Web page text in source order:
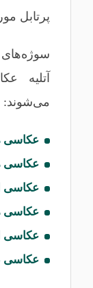
پرتابل
آتلیه
می‌شوند:
عکاسی
عکاسی
عکاسی
عکاسی
عکاسی
عکاسی